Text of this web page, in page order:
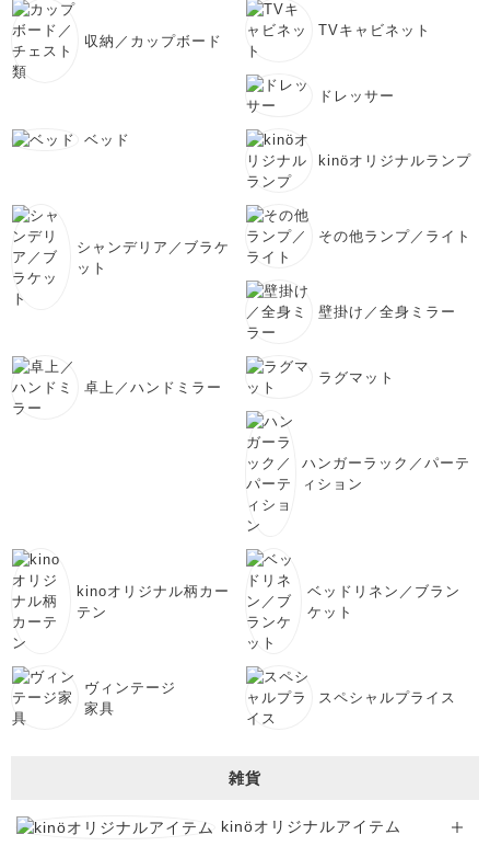
収納／カップボード
TVキャビネット
ドレッサー
ベッド
kinöオリジナルランプ
シャンデリア／ブラケ
ット
その他ランプ／ライト
壁掛け／全身ミラー
卓上／ハンドミラー
ラグマット
ハンガーラック／パーテ
ィション
kinoオリジナル柄カー
テン
ベッドリネン／ブラン
ケット
ヴィンテージ
家具
スペシャルプライス
雑貨
kinöオリジナルアイテム